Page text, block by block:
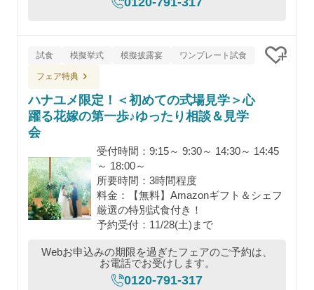
試食 模擬挙式 模擬披露宴 ワンプレート試食
フェア特典
ハナユメ限定！＜初めての式場見学＞心
躍る花嫁の第一歩♪ゆったり相談＆見学
会
受付時間：9:15～ 9:30～ 14:30～ 14:45
～ 18:00～
所要時間：3時間程度
料金：【無料】Amazonギフト＆シェフ
厳選の特別試食付き！
予約受付：11/28(土)まで
Webお申込みの期限を過ぎたフェアのご予約は、
お電話でお受けします。
0120-791-317